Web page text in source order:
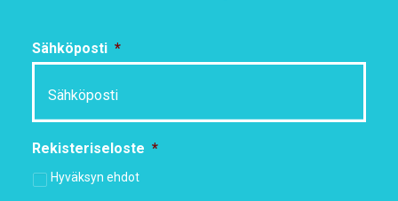
Sähköposti *
Rekisteriseloste *
Hyväksyn ehdot